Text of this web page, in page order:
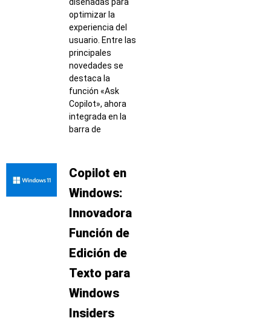
optimizar la
experiencia del
usuario. Entre las
principales
novedades se
destaca la
función «Ask
Copilot», ahora
integrada en la
barra de
Copilot en
Windows:
Innovadora
Función de
Edición de
Texto para
Windows
Insiders